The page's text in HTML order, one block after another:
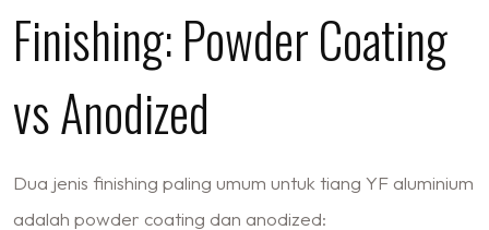
Finishing: Powder Coating
vs Anodized
Dua jenis finishing paling umum untuk tiang YF aluminium
adalah powder coating dan anodized: